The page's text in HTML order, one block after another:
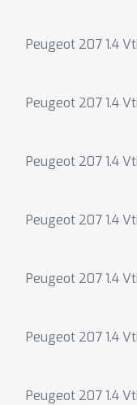
Peugeot 207 1.4
Peugeot 207 1.4
Peugeot 207 1.4
Peugeot 207 1.4
Peugeot 207 1.4
Peugeot 207 1.4
Peugeot 207 1.4